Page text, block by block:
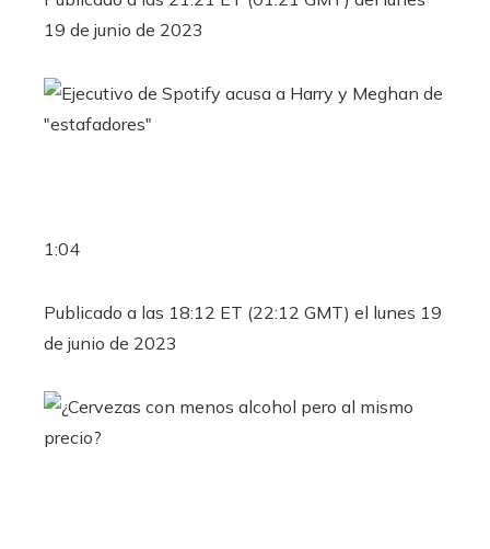
19 de junio de 2023
1:04
Publicado a las 18:12 ET (22:12 GMT) el lunes 19
de junio de 2023